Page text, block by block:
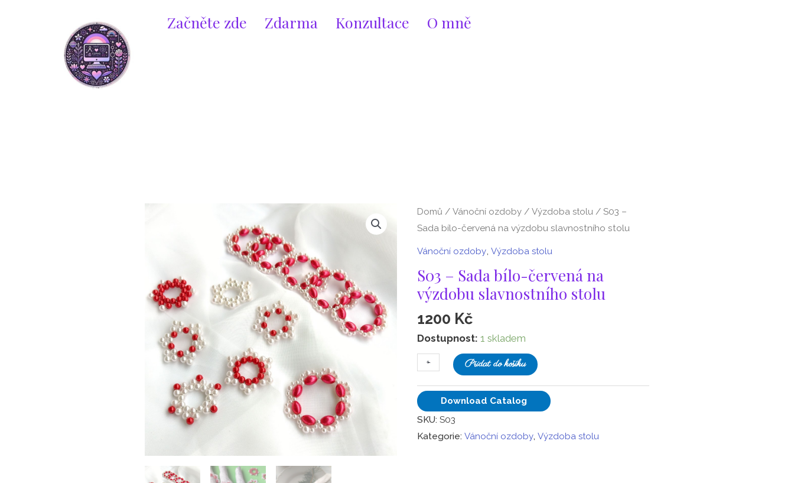
Začněte zde Zdarma Konzultace O mně
Domů /Vánoční ozdoby /Výzdoba stolu / S03 –
Sada bílo-červená na výzdobu slavnostního stolu
Vánoční ozdoby ,Výzdoba stolu
S03 – Sada bílo-červená na
výzdobu slavnostního stolu
1200 Kč
Dostupnost: 1 skladem
-
S03
-
červená
na
výzdobu
slavnostního
stolu
množství
+ Přidat do košíku
Download Catalog
SKU:S03
Kategorie:Vánoční ozdoby,Výzdoba stolu